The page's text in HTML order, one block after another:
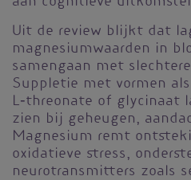
Uit de review blijkt dat
magnesiumwaarden in
samengaan met
Suppletie met vormen
L‑threonate of glycinaat
zien bij geheugen,
Magnesium remt
oxidatieve stress,
neurotransmitters zoals